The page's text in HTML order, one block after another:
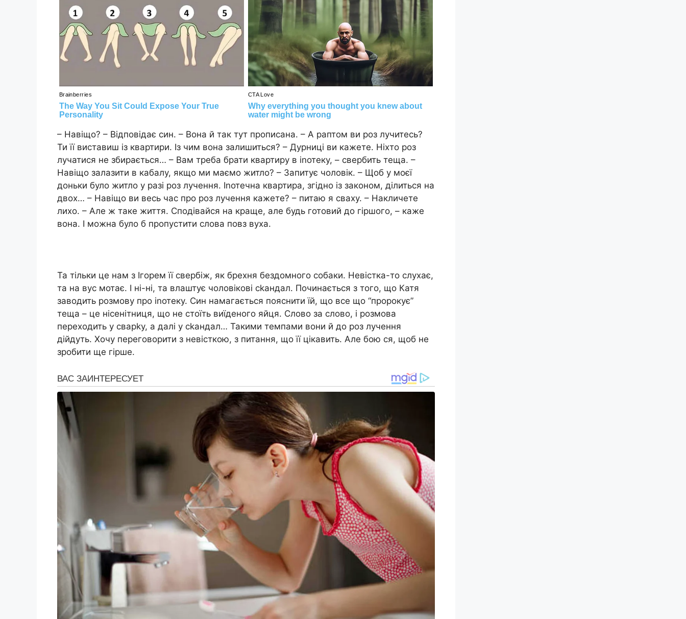
– Навіщо? – Відповідає син. – Вона й так тут прописана. – А раптом ви роз лучитесь?
Ти її виставиш із квартири. Із чим вона залишиться? – Дурниці ви кажете. Ніхто роз
лучатися не збирається… – Вам треба брати квартиру в іnотеку, – свербить теща. –
Навіщо залазити в кабалу, якщо ми маємо житло? – Запитує чоловік. – Щоб у моєї
доньки було житло у разі роз лучення. Іnотечна квартира, згідно із законом, ділиться на
двох… – Навіщо ви весь час про роз лучення кажете? – питаю я сваху. – Накличете
лихо. – Але ж таке життя. Сподівайся на краще, але будь готовий до гіршого, – каже
вона. І можна було б пропустити слова повз вуха.
Та тільки це нам з Ігорем її свербіж, як брехня бездомного собаки. Невістка-то слухає,
та на вус мотає. І ні-ні, та влаштує чоловікові сkандал. Починається з того, що Катя
заводить розмову про іnотеку. Син намагається пояснити їй, що все що “пророкує”
теща – це нісенітниця, що не стоїть виїденого яйця. Слово за слово, і розмова
переходить у сварkу, а далі у сkандал… Такими темпами вони й до роз лучення
дійдуть. Хочу переговорити з невісткою, з питання, що її цікавить. Але бою ся, щоб не
зробити ще гірше.